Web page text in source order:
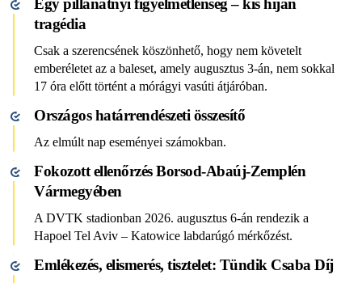
Egy pillanatnyi figyelmetlenség – kis híján
tragédia
Csak a szerencsének köszönhető, hogy nem követelt
emberéletet az a baleset, amely augusztus 3-án, nem sokkal
17 óra előtt történt a mórágyi vasúti átjáróban.
Országos határrendészeti összesítő
Az elmúlt nap eseményei számokban.
Fokozott ellenőrzés Borsod-Abaúj-Zemplén
Vármegyében
A DVTK stadionban 2026. augusztus 6-án rendezik a
Hapoel Tel Aviv – Katowice labdarúgó mérkőzést.
Emlékezés, elismerés, tisztelet: Tündik Csaba Díj